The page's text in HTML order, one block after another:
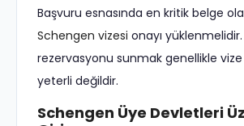
Başvuru esnasında en kritik belge
Schengen vizesi onayı
rezervasyonu sunmak genellikle vize
yeterli değildir.
Schengen Üye Devletleri